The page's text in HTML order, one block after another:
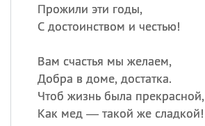
Прожили эти годы,
С достоинством и честью!
Вам счастья мы желаем,
Добра в доме, достатка.
Чтоб жизнь была прекрасной,
Как мед — такой же сладкой!